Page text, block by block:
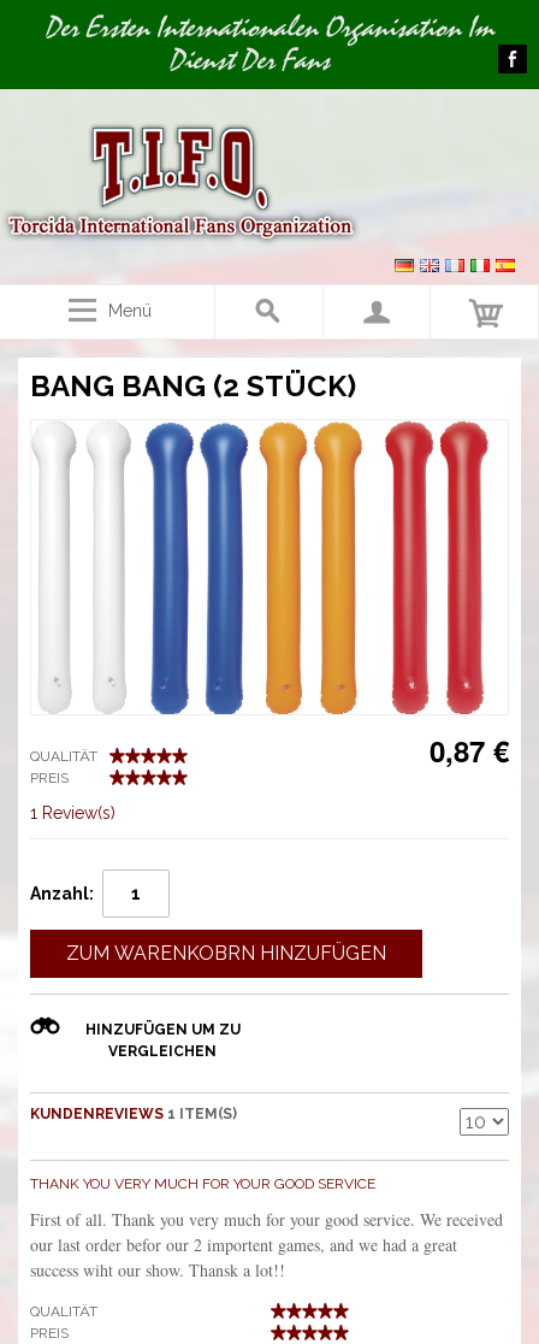
Image 01Der Ersten Internationalen Organisation Im
Dienst Der Fans
Menü
BANG BANG (2 STÜCK)
0,87 €
QUALITÄT
PREIS
1 Review(s)
Anzahl:
ZUM WARENKOBRN HINZUFÜGEN
HINZUFÜGEN UM ZU
VERGLEICHEN
KUNDENREVIEWS 1 ITEM(S)
THANK YOU VERY MUCH FOR YOUR GOOD SERVICE
First of all. Thank you very much for your good service. We received
our last order befor our 2 importent games, and we had a great
success wiht our show. Thansk a lot!!
QUALITÄT
PREIS